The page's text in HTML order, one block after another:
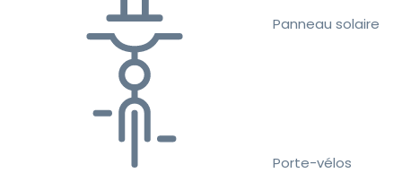
Panneau solaire
Porte-vélos